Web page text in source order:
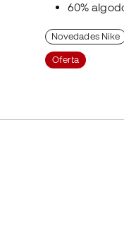
60%
Novedades Nike
Oferta